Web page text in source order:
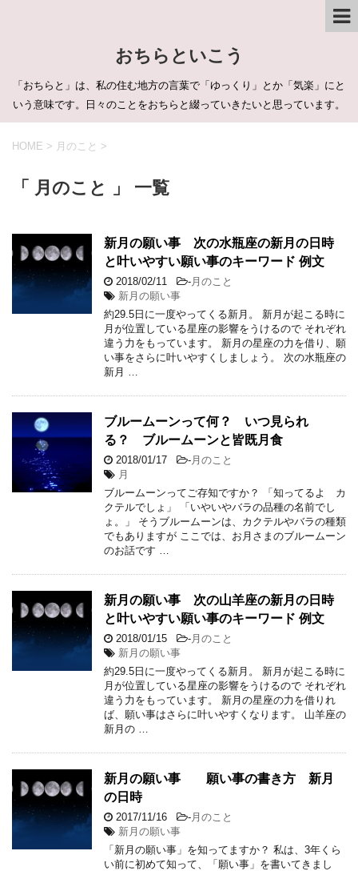
おちらといこう
「おちらと」は、私の住む地方の言葉で「ゆっくり」とか「気楽」にと
いう意味です。日々のことをおちらと綴っていきたいと思っています。
HOME > 月のこと >
「 月のこと 」 一覧
新月の願い事 次の水瓶座の新月の日時
と叶いやすい願い事のキーワード 例文
2018/02/11 - 月のこと
新月の願い事
約29.5日に一度やってくる新月。 新月が起こる時に
月が位置している星座の影響をうけるので それぞれ
違う力をもっています。 新月の星座の力を借り、願
い事をさらに叶いやすくしましょう。 次の水瓶座の
新月 …
ブルームーンって何？ いつ見られ
る？ ブルームーンと皆既月食
2018/01/17 - 月のこと
月
ブルームーンってご存知ですか？ 「知ってるよ カ
クテルでしょ」 「いやいやバラの品種の名前でし
ょ。」 そうブルームーンは、カクテルやバラの種類
でもありますが ここでは、お月さまのブルームーン
のお話です …
新月の願い事 次の山羊座の新月の日時
と叶いやすい願い事のキーワード 例文
2018/01/15 - 月のこと
新月の願い事
約29.5日に一度やってくる新月。 新月が起こる時に
月が位置している星座の影響をうけるので それぞれ
違う力をもっています。 新月の星座の力を借りれ
ば、願い事はさらに叶いやすくなります。 山羊座の
新月の …
新月の願い事 願い事の書き方 新月
の日時
2017/11/16 - 月のこと
新月の願い事
「新月の願い事」を知ってますか？ 私は、3年くら
い前に初めて知って、「願い事」を書いてきまし